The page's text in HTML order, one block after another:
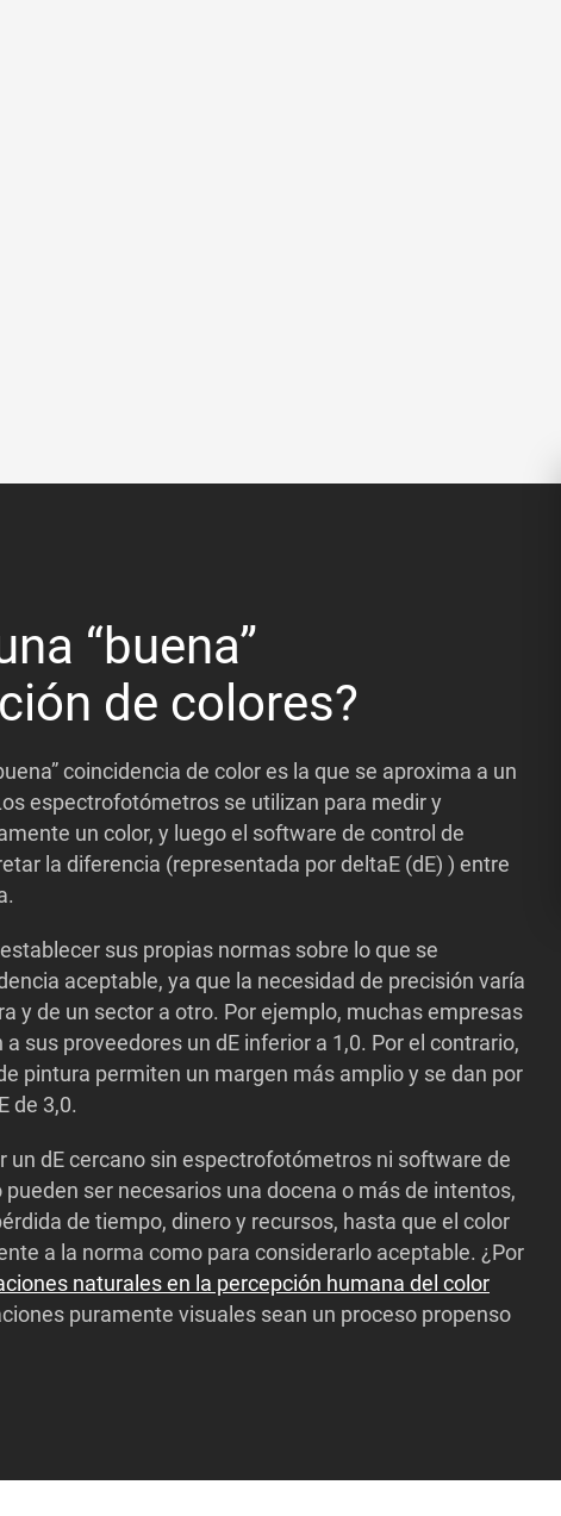
“buena”
de colores?
coincidencia de color es la que se aproxima a un
espectrofotómetros se utilizan para medir y
un color, y luego el software de control de
la diferencia (representada por deltaE (dE) ) entre
sus propias normas sobre lo que se
aceptable, ya que la necesidad de precisión varía
y de un sector a otro. Por ejemplo, muchas empresas
sus proveedores un dE inferior a 1,0. Por el contrario,
pintura permiten un margen más amplio y se dan por
de 3,0.
un dE cercano sin espectrofotómetros ni software de
ser necesarios una docena o más de intentos,
de tiempo, dinero y recursos, hasta que el color
a la norma como para considerarlo aceptable. ¿Por
naturales en la percepción humana del color
puramente visuales sean un proceso propenso